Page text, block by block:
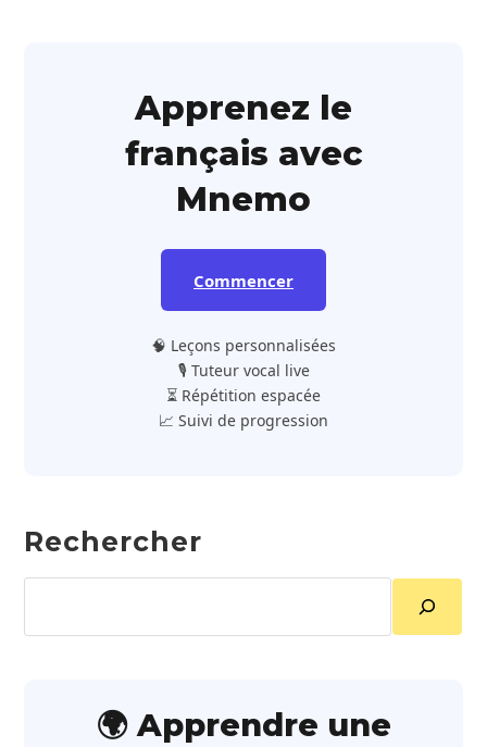
Apprenez le
français avec
Mnemo
Commencer
🧠 Leçons personnalisées
🎙️ Tuteur vocal live
⏳ Répétition espacée
📈 Suivi de progression
Rechercher
🌍 Apprendre une